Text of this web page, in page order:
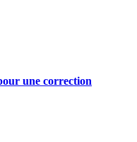
une correction